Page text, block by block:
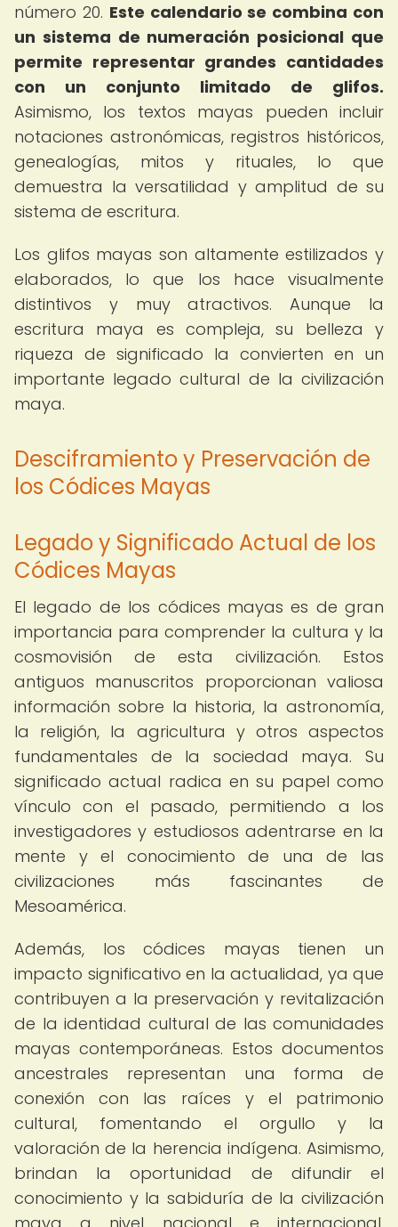
número 20. Este calendario se combina con
un sistema de numeración posicional que
permite representar grandes cantidades
con un conjunto limitado de glifos.
Asimismo, los textos mayas pueden incluir
notaciones astronómicas, registros históricos,
genealogías, mitos y rituales, lo que
demuestra la versatilidad y amplitud de su
sistema de escritura.
Los glifos mayas son altamente estilizados y
elaborados, lo que los hace visualmente
distintivos y muy atractivos. Aunque la
escritura maya es compleja, su belleza y
riqueza de significado la convierten en un
importante legado cultural de la civilización
maya.
Desciframiento y Preservación de
los Códices Mayas
Legado y Significado Actual de los
Códices Mayas
El legado de los códices mayas es de gran
importancia para comprender la cultura y la
cosmovisión de esta civilización. Estos
antiguos manuscritos proporcionan valiosa
información sobre la historia, la astronomía,
la religión, la agricultura y otros aspectos
fundamentales de la sociedad maya. Su
significado actual radica en su papel como
vínculo con el pasado, permitiendo a los
investigadores y estudiosos adentrarse en la
mente y el conocimiento de una de las
civilizaciones más fascinantes de
Mesoamérica.
Además, los códices mayas tienen un
impacto significativo en la actualidad, ya que
contribuyen a la preservación y revitalización
de la identidad cultural de las comunidades
mayas contemporáneas. Estos documentos
ancestrales representan una forma de
conexión con las raíces y el patrimonio
cultural, fomentando el orgullo y la
valoración de la herencia indígena. Asimismo,
brindan la oportunidad de difundir el
conocimiento y la sabiduría de la civilización